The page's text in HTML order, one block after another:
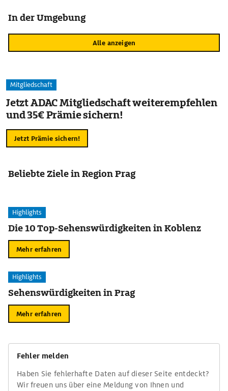
In der Umgebung
Alle anzeigen
Mitgliedschaft
Jetzt ADAC Mitgliedschaft weiterempfehlen
und 35€ Prämie sichern!
Jetzt Prämie sichern!
Beliebte Ziele in Region Prag
Highlights
Die 10 Top-Sehenswürdigkeiten in Koblenz
Mehr erfahren
Highlights
Sehenswürdigkeiten in Prag
Mehr erfahren
Fehler melden
Haben Sie fehlerhafte Daten auf dieser Seite entdeckt?
Wir freuen uns über eine Meldung von Ihnen und